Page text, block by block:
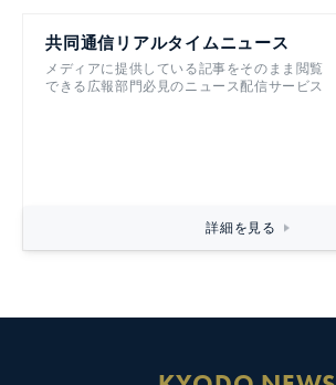
共同通信リアルタイムニュース
メディアに提供している記事をそのまま閲覧
できる広報部門必見のニュース配信サービス
詳細を見る